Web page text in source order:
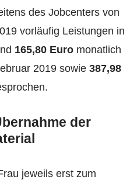
des Jobcenters von
vorläufig Leistungen in
165,80 Euro monatlich
2019 sowie 387,98
der
jeweils erst zum